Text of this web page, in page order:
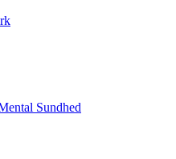
Sundhed